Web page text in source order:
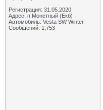
Регистрация: 31.05.2020
Адрес: п.Монетный (Екб)
Автомобиль: Vesta SW Winter
Сообщений: 1,753